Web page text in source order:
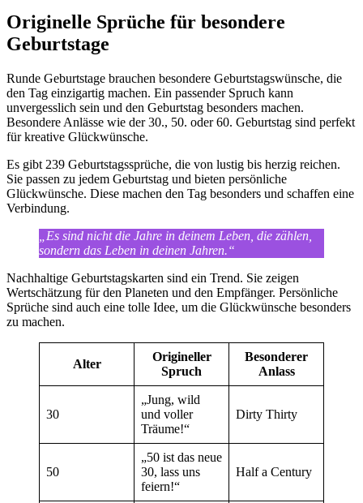
Originelle Sprüche für besondere
Geburtstage
Runde Geburtstage brauchen besondere Geburtstagswünsche, die
den Tag einzigartig machen. Ein passender Spruch kann
unvergesslich sein und den Geburtstag besonders machen.
Besondere Anlässe wie der 30., 50. oder 60. Geburtstag sind perfekt
für kreative Glückwünsche.
Es gibt 239 Geburtstagssprüche, die von lustig bis herzig reichen.
Sie passen zu jedem Geburtstag und bieten persönliche
Glückwünsche. Diese machen den Tag besonders und schaffen eine
Verbindung.
„Es sind nicht die Jahre in deinem Leben, die zählen,
sondern das Leben in deinen Jahren.“
Nachhaltige Geburtstagskarten sind ein Trend. Sie zeigen
Wertschätzung für den Planeten und den Empfänger. Persönliche
Sprüche sind auch eine tolle Idee, um die Glückwünsche besonders
zu machen.
Alter
Origineller
Spruch
Besonderer
Anlass
30
„Jung, wild
und voller
Träume!“
Dirty Thirty
50
„50 ist das neue
30, lass uns
feiern!“
Half a Century